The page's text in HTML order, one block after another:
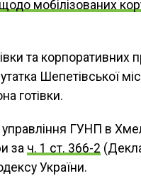
мобілізованих
та корпоративних
Шепетівської
готівки.
управління ГУНП в
за ч. 1 ст. 366-2
України.